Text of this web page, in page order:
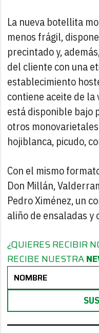
La nueva botellita
menos frágil,
precintado y,
del cliente con una
establecimiento
contiene aceite de
está disponible bajo
otros
hojiblanca, picudo,
Con el mismo
Don Millán,
Pedro Ximénez, un
aliño de ensaladas y
¿QUIERES RECIBIR
RECIBE NUESTRA